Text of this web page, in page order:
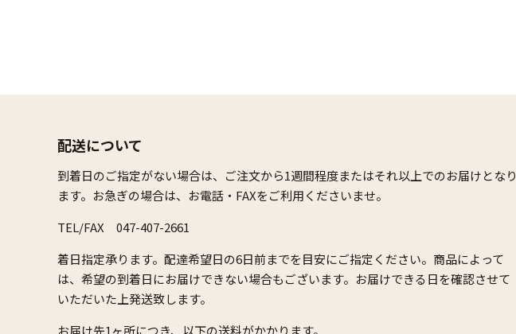
配送について
到着日のご指定がない場合は、ご注文から1週間程度またはそれ以上でのお届けとなり
ます。お急ぎの場合は、お電話・FAXをご利用くださいませ。
TEL/FAX 047-407-2661
着日指定承ります。配達希望日の6日前までを目安にご指定ください。商品によって
は、希望の到着日にお届けできない場合もございます。お届けできる日を確認させて
いただいた上発送致します。